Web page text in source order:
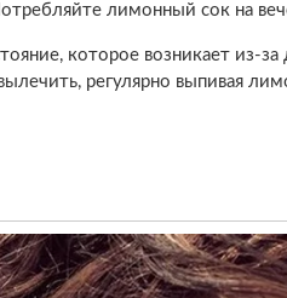
лимонный сок на
которое возникает из-
регулярно выпивая